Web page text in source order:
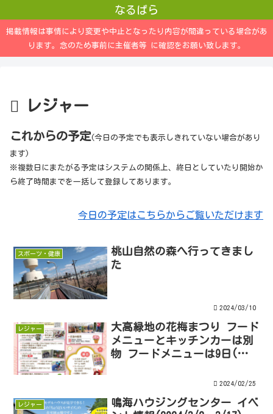
なるぱら
掲載情報は事情により変更や中止となったり内容が間違っている場合があ
ります。念のため事前に主催者等 に確認をお願い致します。
レジャー
これからの予定(今日の予定でも表示しきれていない場合があり
ます)
※複数日にまたがる予定はシステムの関係上、終日としていたり開始か
ら終了時間までを一括して登録してあります。
今日の予定はこちらからご覧いただけます
スポーツ・健康
桃山自然の森へ行ってきまし
た
2024/03/10
レジャー
大高緑地の花梅まつり フード
メニューとキッチンカーは別
物 フードメニューは9日(土)
2024/02/25
レジャー
鳴海ハウジングセンター イベ